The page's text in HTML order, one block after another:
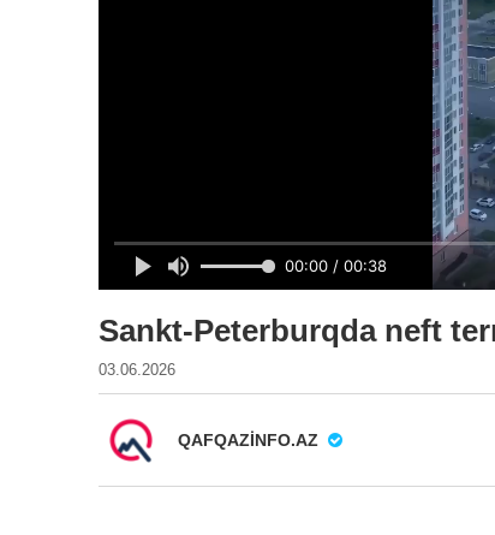
Sankt-Peterburqda neft
03.06.2026
QAFQAZINFO.AZ